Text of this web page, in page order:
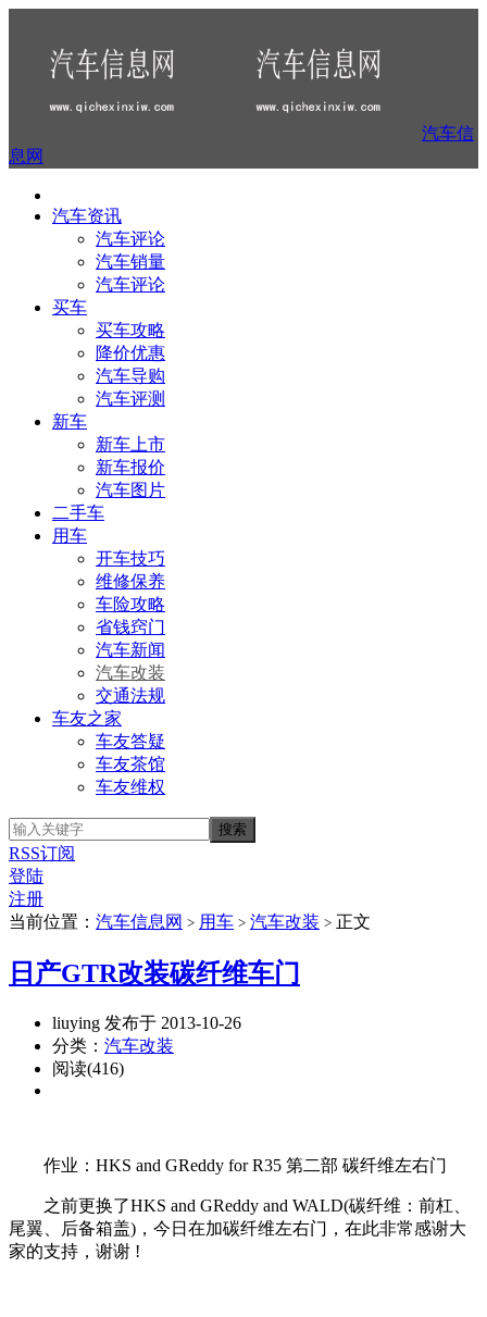
汽车信
息网
汽车资讯
汽车评论
汽车销量
汽车评论
买车
买车攻略
降价优惠
汽车导购
汽车评测
新车
新车上市
新车报价
汽车图片
二手车
用车
开车技巧
维修保养
车险攻略
省钱窍门
汽车新闻
汽车改装
交通法规
车友之家
车友答疑
车友茶馆
车友维权
RSS订阅
登陆
注册
当前位置： 汽车信息网 > 用车 > 汽车改装 > 正文
日产GTR改装碳纤维车门
liuying 发布于 2013-10-26
分类： 汽车改装
阅读(416)
作业：HKS and GReddy for R35 第二部 碳纤维左右门
之前更换了HKS and GReddy and WALD(碳纤维：前杠、
尾翼、后备箱盖)，今日在加碳纤维左右门，在此非常感谢大
家的支持，谢谢 !